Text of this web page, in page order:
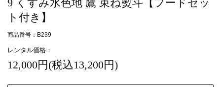
9 くすみ水色地 鷹 束ね熨斗【フードセッ
ト付き】
商品番号：B239
レンタル価格：
12,000円(税込13,200円)